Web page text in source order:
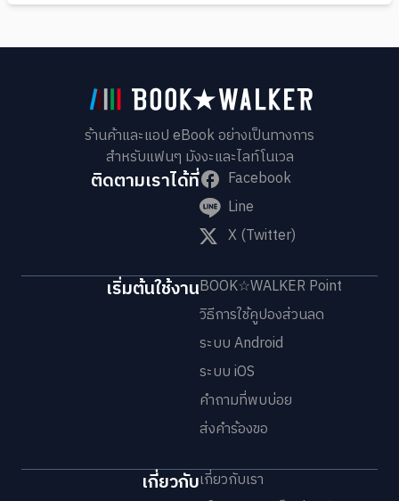
ร้านค้าและแอป eBook อย่างเป็นทางการ
สำหรับแฟนๆ มังงะและไลท์โนเวล
ติดตามเราได้ที่
Facebook
Line
X (Twitter)
เริ่มต้นใช้งานBOOK☆WALKER Point
วิธีการใช้คูปองส่วนลด
ระบบ Android
ระบบ iOS
คำถามที่พบบ่อย
ส่งคำร้องขอ
เกี่ยวกับเกี่ยวกับเรา